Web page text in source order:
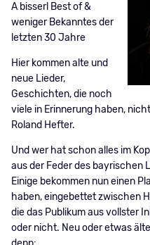
A bisserl Best of &
weniger Bekanntes der
letzten 30 Jahre
Hier kommen alte und
neue Lieder,
Geschichten, die noch
viele in Erinnerung haben,
Roland Hefter.
Und wer hat schon alles im
aus der Feder des bayrischen
Einige bekommen nun einen
haben, eingebettet zwischen
die das Publikum aus vollster
oder nicht. Neu oder etwas